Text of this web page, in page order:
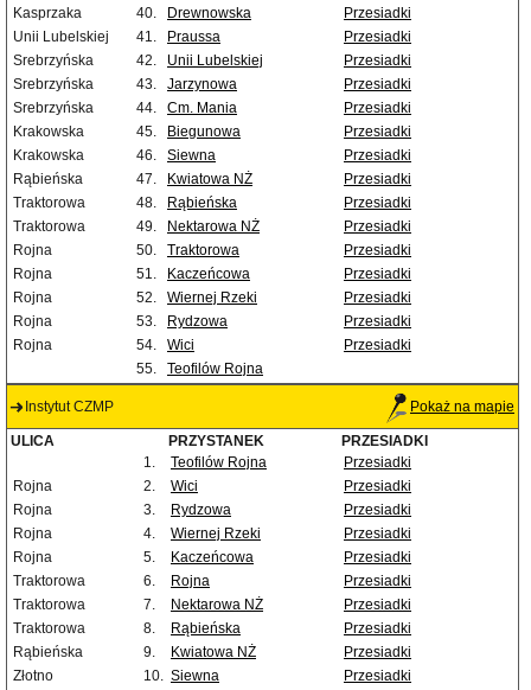
Kasprzaka
40. Drewnowska
Przesiadki
Unii Lubelskiej
41. Praussa
Przesiadki
Srebrzyńska
42. Unii Lubelskiej
Przesiadki
Srebrzyńska
43. Jarzynowa
Przesiadki
Srebrzyńska
44. Cm. Mania
Przesiadki
Krakowska
45. Biegunowa
Przesiadki
Krakowska
46. Siewna
Przesiadki
Rąbieńska
47. Kwiatowa NŻ
Przesiadki
Traktorowa
48. Rąbieńska
Przesiadki
Traktorowa
49. Nektarowa NŻ
Przesiadki
Rojna
50. Traktorowa
Przesiadki
Rojna
51. Kaczeńcowa
Przesiadki
Rojna
52. Wiernej Rzeki
Przesiadki
Rojna
53. Rydzowa
Przesiadki
Rojna
54. Wici
Przesiadki
55.
Teofilów Rojna
Instytut CZMP Pokaż na mapie
ULICA PRZYSTANEK
PRZESIADKI
1.
Teofilów Rojna
Przesiadki
Rojna
2. Wici
Przesiadki
Rojna
3. Rydzowa
Przesiadki
Rojna
4. Wiernej Rzeki
Przesiadki
Rojna
5. Kaczeńcowa
Przesiadki
Traktorowa
6. Rojna
Przesiadki
Traktorowa
7. Nektarowa NŻ
Przesiadki
Traktorowa
8. Rąbieńska
Przesiadki
Rąbieńska
9. Kwiatowa NŻ
Przesiadki
Złotno
10. Siewna
Przesiadki